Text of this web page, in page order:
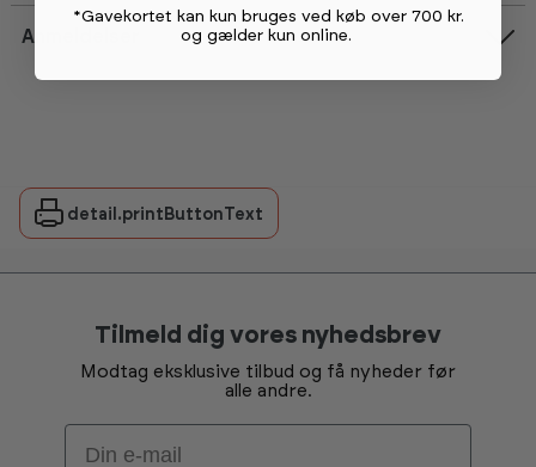
Anmeldelser
detail.printButtonText
Tilmeld dig vores nyhedsbrev
Modtag eksklusive tilbud og få nyheder før
alle andre.
Email
*Gavekortet kan kun bruges ved køb over 700 kr.
og gælder kun online.